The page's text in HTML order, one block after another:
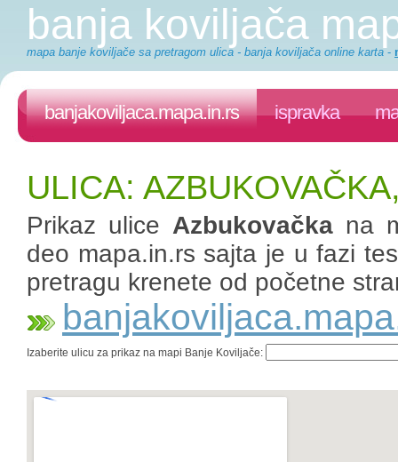
banja koviljača
mapa banje koviljače sa pretragom ulica - banja koviljača online karta-
banjakoviljaca.mapa.in.rs ispravka
ULICA:
Prikaz ulice Azbukovačka na
deo mapa.in.rs sajta je u fazi
pretragu krenete od početne
Izaberite ulicu za prikaz na mapi Banje Koviljače: